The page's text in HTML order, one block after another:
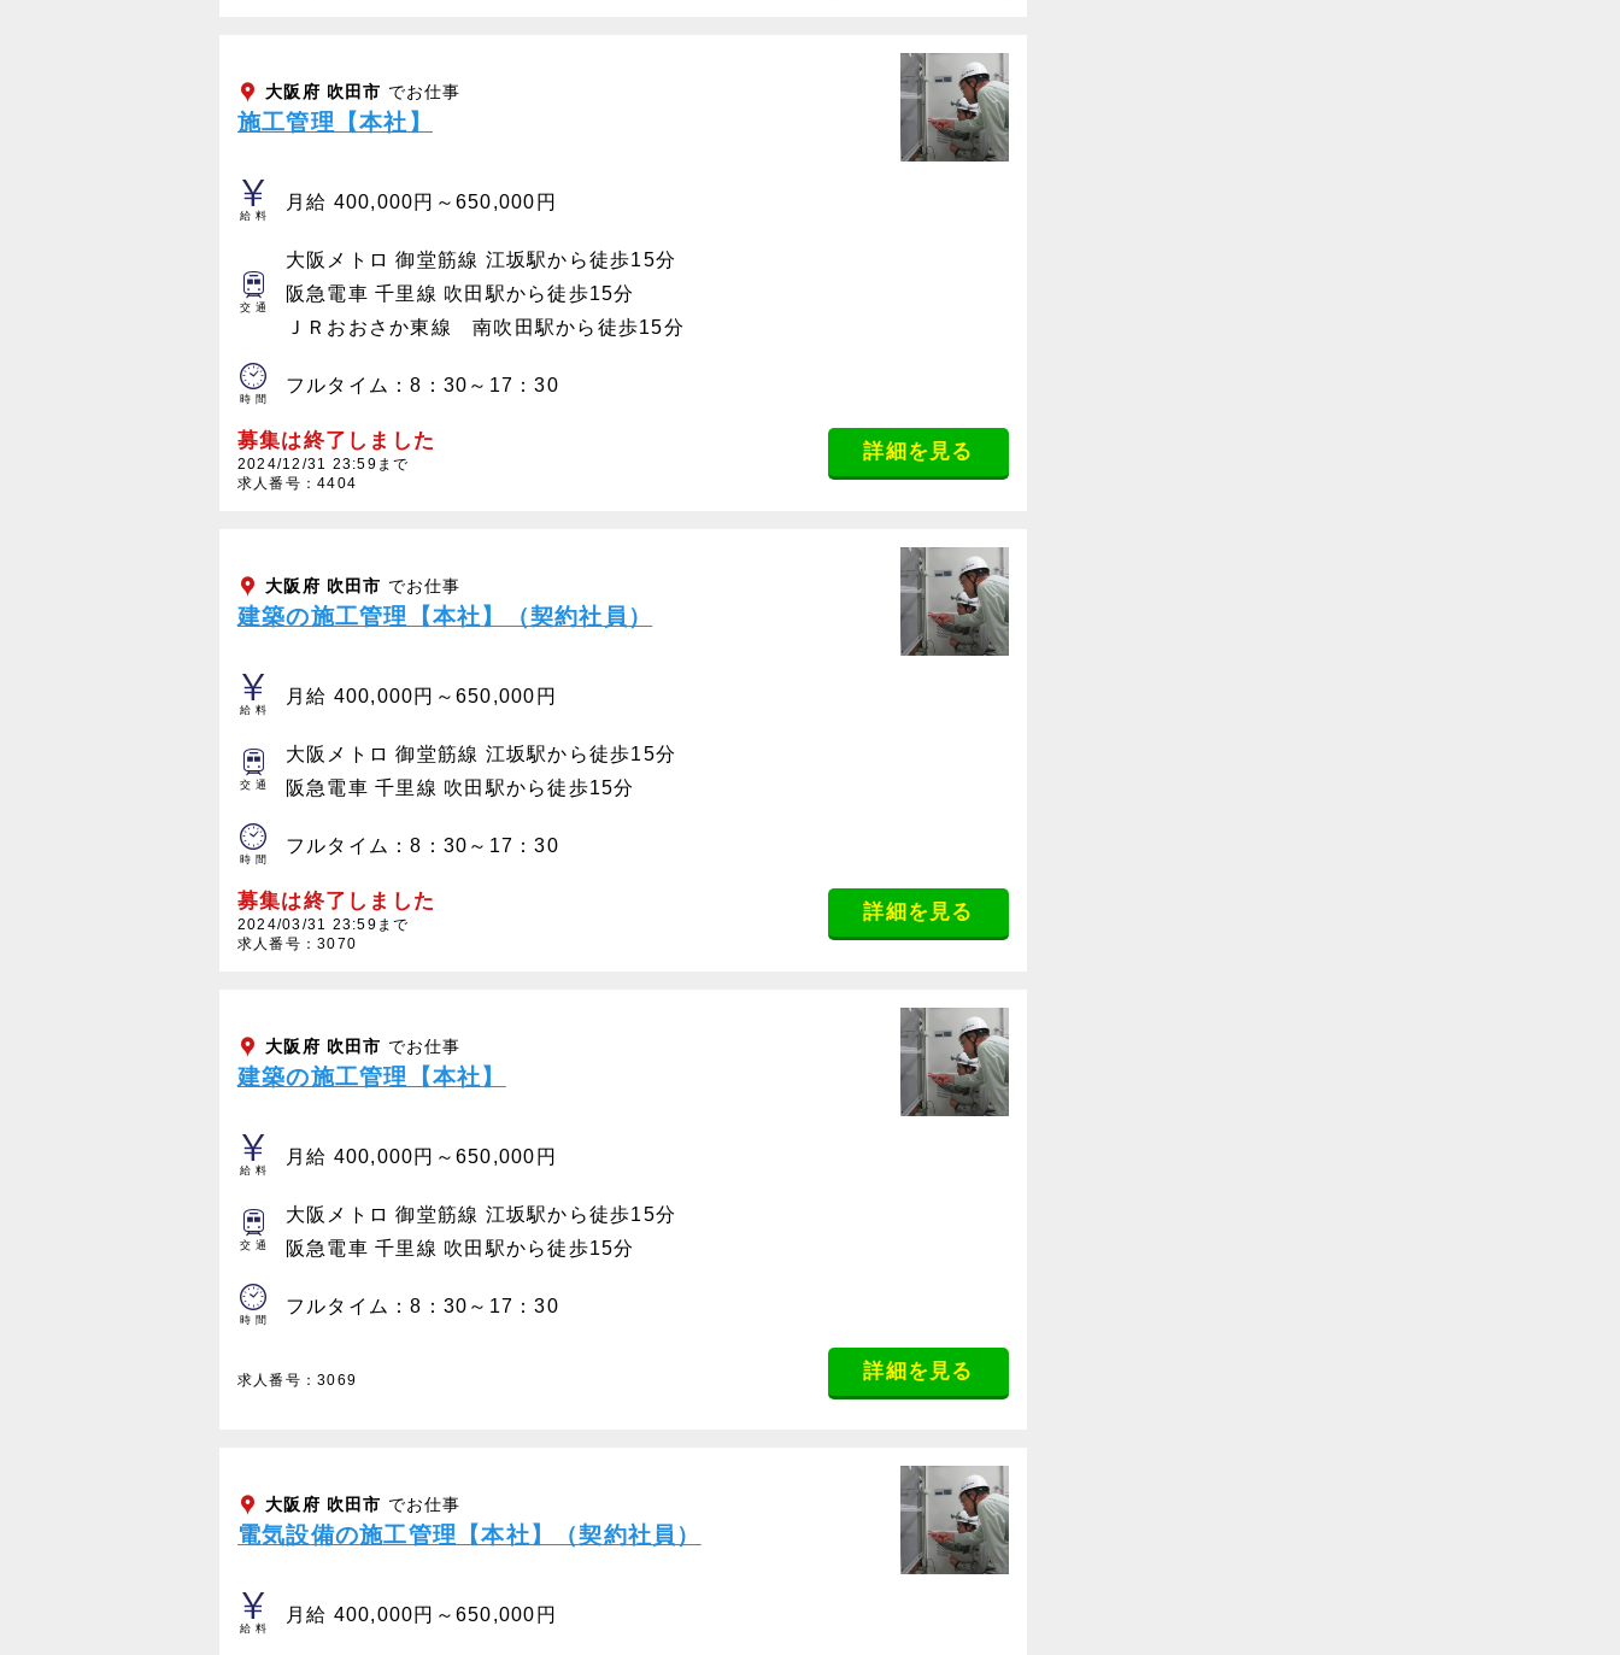
大阪府 吹田市 でお仕事
施工管理【本社】
給料
月給 400,000円～650,000円
交通
大阪メトロ 御堂筋線 江坂駅から徒歩15分
阪急電車 千里線 吹田駅から徒歩15分
ＪＲおおさか東線 南吹田駅から徒歩15分
時間
フルタイム：8：30～17：30
募集は終了しました
2024/12/31 23:59まで
求人番号：4404
詳細を見る
大阪府 吹田市 でお仕事
建築の施工管理【本社】（契約社員）
給料
月給 400,000円～650,000円
交通
大阪メトロ 御堂筋線 江坂駅から徒歩15分
阪急電車 千里線 吹田駅から徒歩15分
時間
フルタイム：8：30～17：30
募集は終了しました
2024/03/31 23:59まで
求人番号：3070
詳細を見る
大阪府 吹田市 でお仕事
建築の施工管理【本社】
給料
月給 400,000円～650,000円
交通
大阪メトロ 御堂筋線 江坂駅から徒歩15分
阪急電車 千里線 吹田駅から徒歩15分
時間
フルタイム：8：30～17：30
求人番号：3069 詳細を見る
大阪府 吹田市 でお仕事
電気設備の施工管理【本社】（契約社員）
給料
月給 400,000円～650,000円